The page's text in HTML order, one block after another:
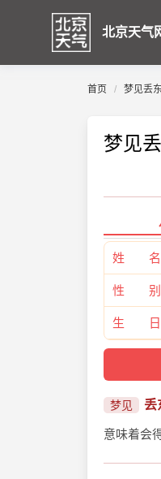
北京天气
首页 梦见丢
梦见
姓 名
性 别
生 日
梦见 丢
意味着会